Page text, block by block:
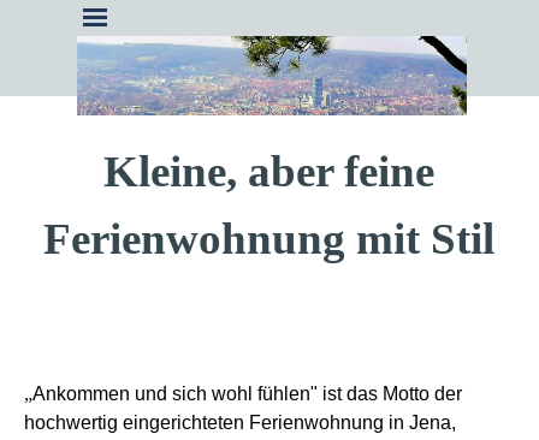
Kleine, aber feine
Ferienwohnung mit Stil
„Ankommen und sich wohl fühlen" ist das Motto der
hochwertig eingerichteten Ferienwohnung in Jena,